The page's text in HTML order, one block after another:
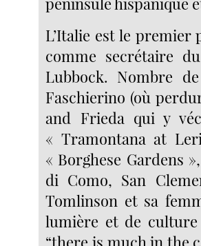
L’Italie est le premier
comme secrétaire
Lubbock. Nombre
Faschierino (où
and Frieda qui y
« Tramontana at
« Borghese Gardens
di Como, San
Tomlinson et sa
lumière et de